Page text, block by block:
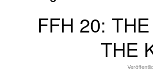
FFH 20:
THE